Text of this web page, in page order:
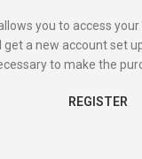
you to access
a new account set
to make the
REGISTER